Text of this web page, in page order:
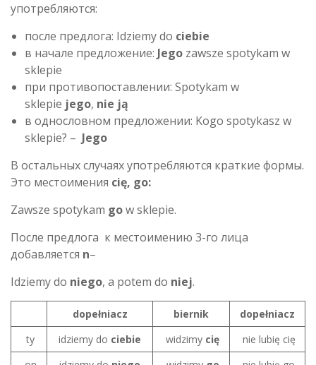
употребляются:
после предлога: Idziemy do ciebie
в начале предложение: Jego zawsze spotykam w
sklepie
при противопоставлении: Spotykam w
sklepie jego, nie ją
в однословном предложении: Kogo spotykasz w
sklepie? – Jego
В остальных случаях употребляются краткие формы.
Это местоимения cię, go:
Zawsze spotykam gow sklepie.
После предлога к местоимению 3-го лица
добавляется n–
Idziemy do niego, a potem do niej.
dopełniacz biernik
dopełniacz
ty
idziemy do ciebie widzimy cię
nie lubię cię